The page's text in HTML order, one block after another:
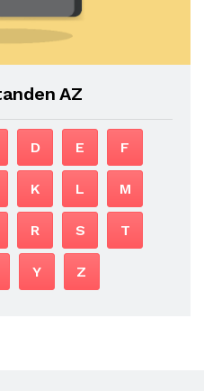
AZ
D E F
K L M
R S T
Y Z